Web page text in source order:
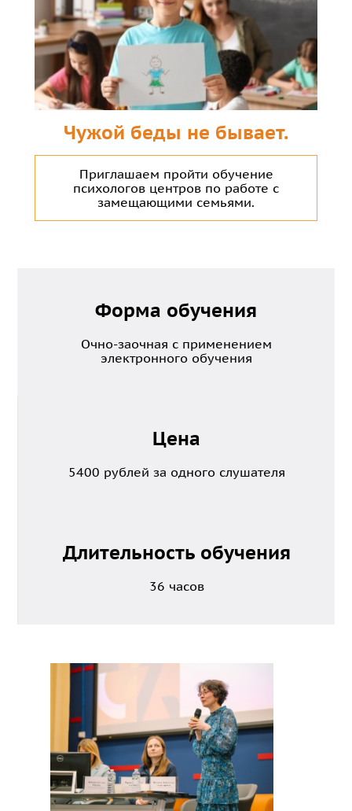
Чужой беды не бывает.
Приглашаем пройти обучение
психологов центров по работе с
замещающими семьями.
Форма обучения
Очно-заочная с применением
электронного обучения
Цена
5400 рублей за одного слушателя
Длительность обучения
36 часов